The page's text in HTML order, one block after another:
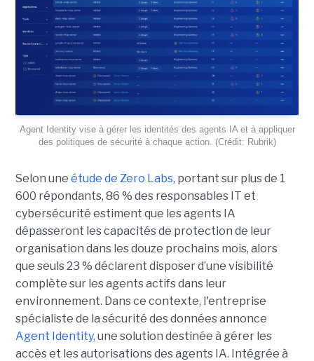
Agent Identity vise à gérer les identités des agents IA et à appliquer
des politiques de sécurité à chaque action. (Crédit: Rubrik)
Selon une étude de Zero Labs, portant sur plus de 1
600 répondants, 86 % des responsables IT et
cybersécurité estiment que les agents IA
dépasseront les capacités de protection de leur
organisation dans les douze prochains mois, alors
que seuls 23 % déclarent disposer d’une visibilité
complète sur les agents actifs dans leur
environnement. Dans ce contexte, l'entreprise
spécialiste de la sécurité des données annonce
Agent Identity, une solution destinée à gérer les
accès et les autorisations des agents IA. Intégrée à